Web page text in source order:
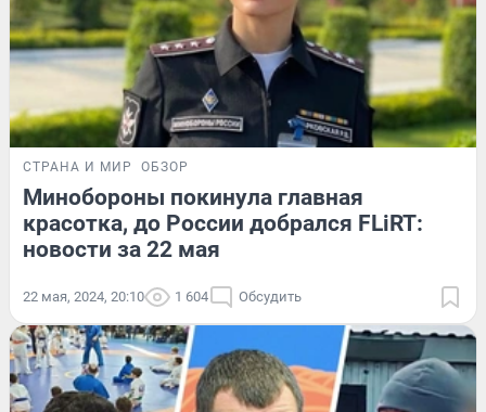
СТРАНА И МИР ОБЗОР
Минобороны покинула главная
красотка, до России добрался FLiRT:
новости за 22 мая
22 мая, 2024, 20:10 1 604 Обсудить